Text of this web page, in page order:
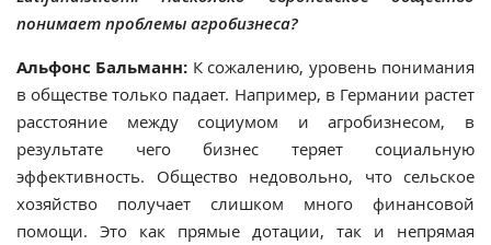
понимает проблемы агробизнеса?
Альфонс Бальманн: К сожалению, уровень понимания
в обществе только падает. Например, в Германии растет
расстояние между социумом и агробизнесом, в
результате чего бизнес теряет социальную
эффективность. Общество недовольно, что сельское
хозяйство получает слишком много финансовой
помощи. Это как прямые дотации, так и непрямая